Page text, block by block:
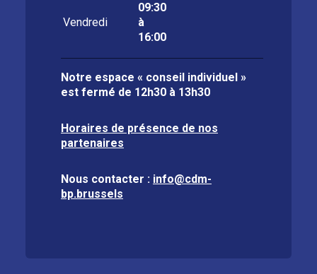
Vendredi
09:30
à
16:00
Notre espace « conseil individuel »
est fermé de 12h30 à 13h30
Horaires de présence de nos
partenaires
Nous contacter : info@cdm-
bp.brussels